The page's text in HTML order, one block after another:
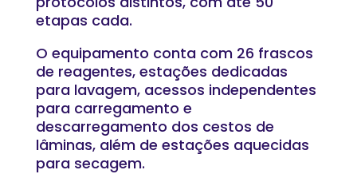
etapas cada.
O equipamento conta com 26 frascos
de reagentes, estações dedicadas
para lavagem, acessos independentes
para carregamento e
descarregamento dos cestos de
lâminas, além de estações aquecidas
para secagem.